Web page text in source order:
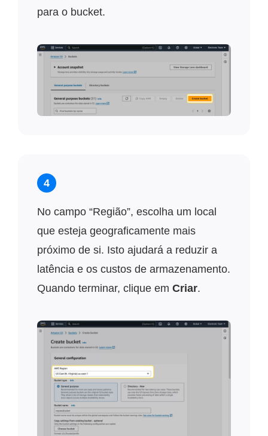
para o bucket.
4
No campo “Região”, escolha um local
que esteja geograficamente mais
próximo de si. Isto ajudará a reduzir a
latência e os custos de armazenamento.
Quando terminar, clique em Criar.